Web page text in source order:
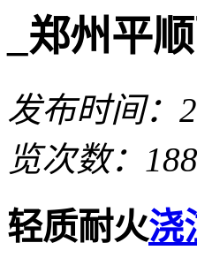
_郑州平
发布时间：
览次数：188
轻质耐火浇